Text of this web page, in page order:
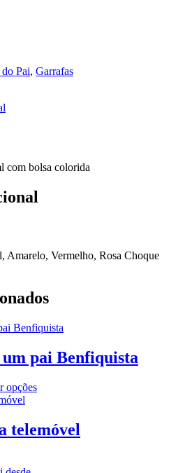
Pai, Garrafas
com bolsa colorida
Amarelo, Vermelho, Rosa Choque
um pai Benfiquista
opçõesThis
multiple
variants.
telemóvel